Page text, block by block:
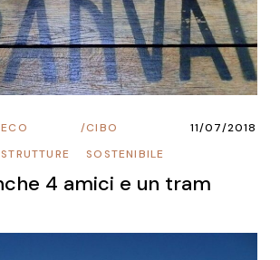
CIBO
SOSTENIBILE
/
ECO
STRUTTURE
11/07/2018
4 amici e un tram